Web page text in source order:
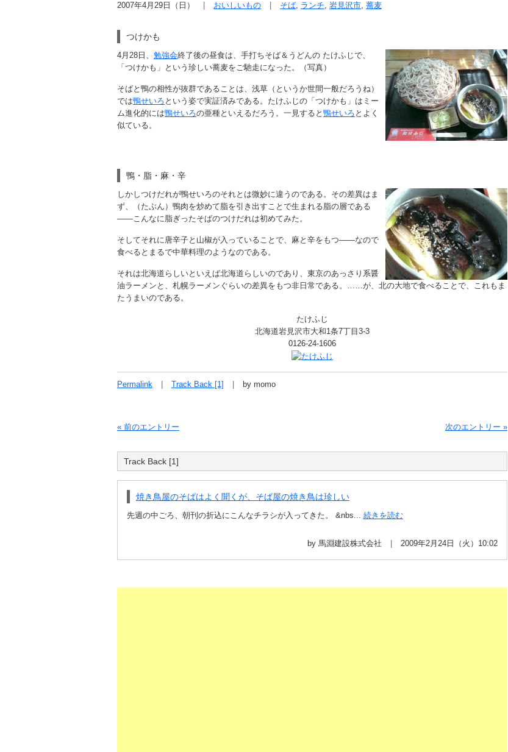
2007年4月29日（日） おいしいもの そば, ランチ, 岩見沢市, 蕎麦
つけかも
4月28日、 勉強会終了後の昼食は、手打ちそば＆うどんの たけふじで、
「つけかも」という珍しい蕎麦をご馳走になった。（写真）
そばと鴨の相性が抜群であることは、浅草（というか世間一般だろうね）
では鴨せいろ という姿で実証済みである。たけふじの「つけかも」はミー
ム進化的には鴨せいろの亜種といえるだろう。一見すると 鴨せいろ とよく
似ている。
鴨・脂・麻・辛
しかしつけだれが鴨せいろのそれとは微妙に違うのである。その差異はま
ず、（たぶん）鴨肉を炒めて脂を引き出すことで生まれる脂の層である
――こんなに脂ぎったそばのつけだれは初めてみた。
そしてそれに唐辛子と山椒が入っていることで、麻と辛をもつ――なので
食べるとまるで中華料理のようなのである。
それは北海道らしいといえば北海道らしいのであり、東京のあっさり系醤
油ラーメンと、札幌ラーメンぐらいの差異をもつ非日常である。……が、北の大地で食べることで、これもま
たうまいのである。
たけふじ
北海道岩見沢市大和1条7丁目3-3
0126-24-1606
Permalink Track Back [1] by momo
« 前のエントリー 次のエントリー »
Track Back [1]
焼き鳥屋のそばはよく聞くが、そば屋の焼き鳥は珍しい
先週の中ごろ、朝刊の折込にこんなチラシが入ってきた。 &nbs... 続きを読む
by 馬淵建設株式会社 2009年2月24日（火）10:02